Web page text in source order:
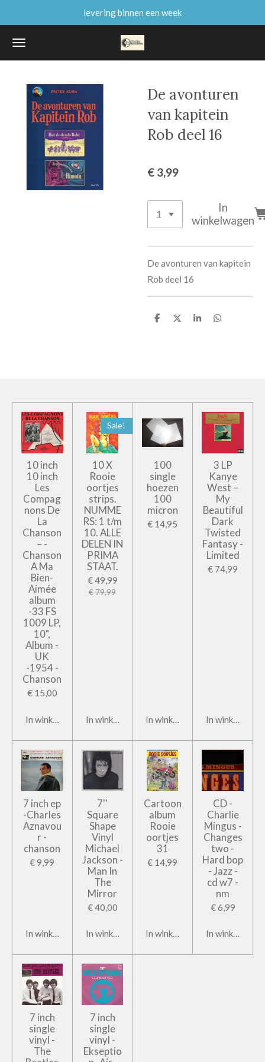
naar
de
levering binnen een week
De avonturen
van kapitein
Rob deel 16
€ 3,99
In
winkelwagen
De avonturen van kapitein
Rob deel 16
D
D
S
D
10 inch
10 inch
Les
Compag
nons De
La
Chanson
– -
Chanson
A Ma
Bien-
Aimée
album
-33 FS
1009 LP,
10",
Album -
UK
-1954 -
Chanson
€ 15,00
In winkelwagen
Sale!
10 X
Rooie
oortjes
strips.
NUMME
RS: 1 t/m
10. ALLE
DELEN IN
PRIMA
STAAT.
€ 49,99
€ 79,99
In winkelwagen
100
single
hoezen
100
micron
€ 14,95
In winkelwagen
3 LP
Kanye
West –
My
Beautiful
Dark
Twisted
Fantasy -
Limited
€ 74,99
In
7 inch ep
-Charles
Aznavou
r -
chanson
€ 9,99
In winkelwagen
7''
Square
Shape
Vinyl
Michael
Jackson -
Man In
The
Mirror
€ 40,00
In winkelwagen
Cartoon
album
Rooie
oortjes
31
€ 14,99
In winkelwagen
CD -
Charlie
Mingus -
Changes
two -
Hard bop
- Jazz -
cd w7 -
nm
€ 6,99
In
7 inch
single
vinyl -
The
7 inch
single
vinyl -
Ekseptio